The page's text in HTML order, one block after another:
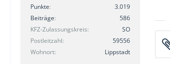
Punkte
3.019
Beiträge
586
KFZ-Zulassungskreis
SO
Postleitzahl
59556
Wohnort
Lippstadt